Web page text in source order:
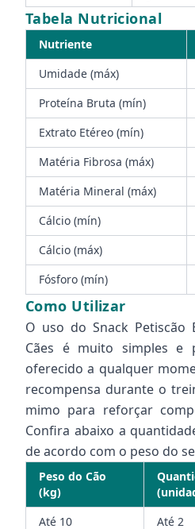
Tabela Nutricional
Nutriente
Umidade (máx)
Proteína Bruta (mín)
Extrato Etéreo (mín)
Matéria Fibrosa (máx)
Matéria Mineral (máx)
Cálcio (mín)
Cálcio (máx)
Fósforo (mín)
Como Utilizar
O uso do Snack Petiscão
Cães é muito simples e
oferecido a qualquer
recompensa durante o
mimo para reforçar
Confira abaixo a
de acordo com o peso do
Peso do Cão
(kg)
Até 10
Até 2